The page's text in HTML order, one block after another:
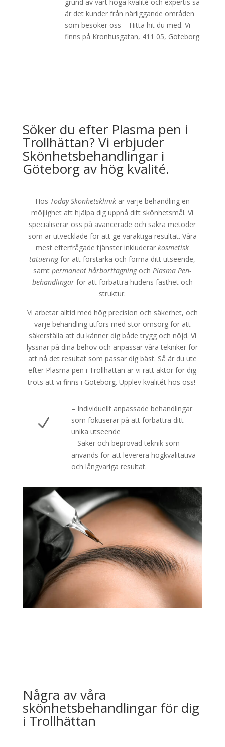
är det kunder från närliggande områden
som besöker oss – Hitta hit du med. Vi
finns på Kronhusgatan, 411 05, Göteborg.
Söker du efter Plasma pen i
Trollhättan? Vi erbjuder
Skönhetsbehandlingar i
Göteborg av hög kvalité.
Hos Today Skönhetsklinikär varje behandling en
möjlighet att hjälpa dig uppnå ditt skönhetsmål. Vi
specialiserar oss på avancerade och säkra metoder
som är utvecklade för att ge varaktiga resultat. Våra
mest efterfrågade tjänster inkluderarkosmetisk
tatueringför att förstärka och forma ditt utseende,
samtpermanent hårborttagningoch Plasma Pen-
behandlingarför att förbättra hudens fasthet och
struktur.
Vi arbetar alltid med hög precision och säkerhet, och
varje behandling utförs med stor omsorg för att
säkerställa att du känner dig både trygg och nöjd. Vi
lyssnar på dina behov och anpassar våra tekniker för
att nå det resultat som passar dig bäst. Så är du ute
efter Plasma pen i Trollhättan är vi rätt aktör för dig
trots att vi finns i Göteborg. Upplev kvalitét hos oss!
N
– Individuellt anpassade behandlingar
som fokuserar på att förbättra ditt
unika utseende
– Säker och beprövad teknik som
används för att leverera högkvalitativa
och långvariga resultat.
Några av våra
skönhetsbehandlingar för dig
i Trollhättan